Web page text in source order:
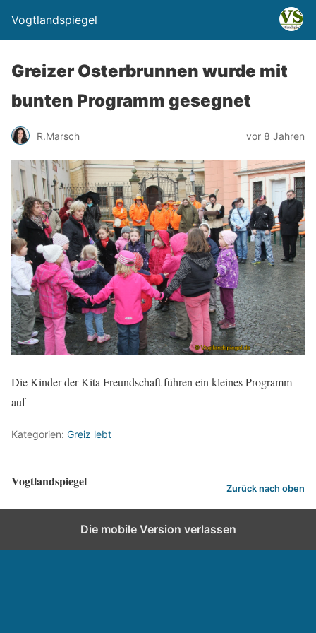
Vogtlandspiegel
Greizer Osterbrunnen wurde mit
bunten Programm gesegnet
R.Marsch vor 8 Jahren
Die Kinder der Kita Freundschaft führen ein kleines Programm
auf
Kategorien: Greiz lebt
Vogtlandspiegel Zurück nach oben
Die mobile Version verlassen